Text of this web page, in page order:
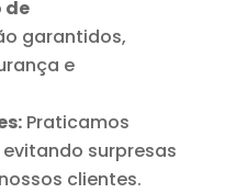
de
garantidos,
e
Praticamos
surpresas
clientes.